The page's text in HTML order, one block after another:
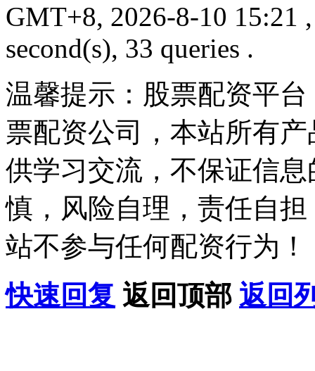
GMT+8, 2026-8-10 15:21
second(s), 33 queries .
温馨提示：股票配资平
票配资公司，本站所有
供学习交流，不保证信
慎，风险自理，责任自
站不参与任何配资行为！
快速回复 返回顶部 返回